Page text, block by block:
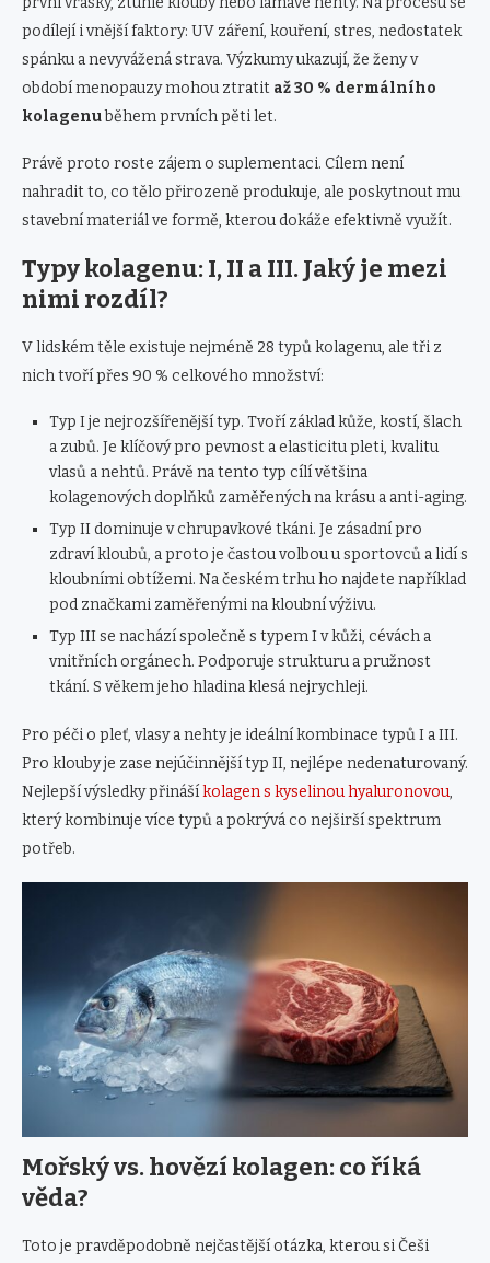
podílejí i vnější faktory: UV záření, kouření, stres, nedostatek
spánku a nevyvážená strava. Výzkumy ukazují, že ženy v
období menopauzy mohou ztratit až 30 % dermálního
kolagenuběhem prvních pěti let.
Právě proto roste zájem o suplementaci. Cílem není
nahradit to, co tělo přirozeně produkuje, ale poskytnout mu
stavební materiál ve formě, kterou dokáže efektivně využít.
Typy kolagenu: I, II a III. Jaký je mezi
nimi rozdíl?
V lidském těle existuje nejméně 28 typů kolagenu, ale tři z
nich tvoří přes 90 % celkového množství:
Typ I je nejrozšířenější typ. Tvoří základ kůže, kostí, šlach
a zubů. Je klíčový pro pevnost a elasticitu pleti, kvalitu
vlasů a nehtů. Právě na tento typ cílí většina
kolagenových doplňků zaměřených na krásu a anti-aging.
Typ II dominuje v chrupavkové tkáni. Je zásadní pro
zdraví kloubů, a proto je častou volbou u sportovců a lidí s
kloubními obtížemi. Na českém trhu ho najdete například
pod značkami zaměřenými na kloubní výživu.
Typ III se nachází společně s typem I v kůži, cévách a
vnitřních orgánech. Podporuje strukturu a pružnost
tkání. S věkem jeho hladina klesá nejrychleji.
Pro péči o pleť, vlasy a nehty je ideální kombinace typů I a III.
Pro klouby je zase nejúčinnější typ II, nejlépe nedenaturovaný.
Nejlepší výsledky přinášíkolagen s kyselinou hyaluronovou,
který kombinuje více typů a pokrývá co nejširší spektrum
potřeb.
Mořský vs. hovězí kolagen: co říká
věda?
Toto je pravděpodobně nejčastější otázka, kterou si Češi